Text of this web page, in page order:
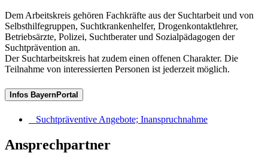
Dem Arbeitskreis gehören Fachkräfte aus der Suchtarbeit und von
Selbsthilfegruppen, Suchtkrankenhelfer, Drogenkontaktlehrer,
Betriebsärzte, Polizei, Suchtberater und Sozialpädagogen der
Suchtprävention an.
Der Suchtarbeitskreis hat zudem einen offenen Charakter. Die
Teilnahme von interessierten Personen ist jederzeit möglich.
Infos BayernPortal
Suchtpräventive Angebote; Inanspruchnahme
Ansprechpartner